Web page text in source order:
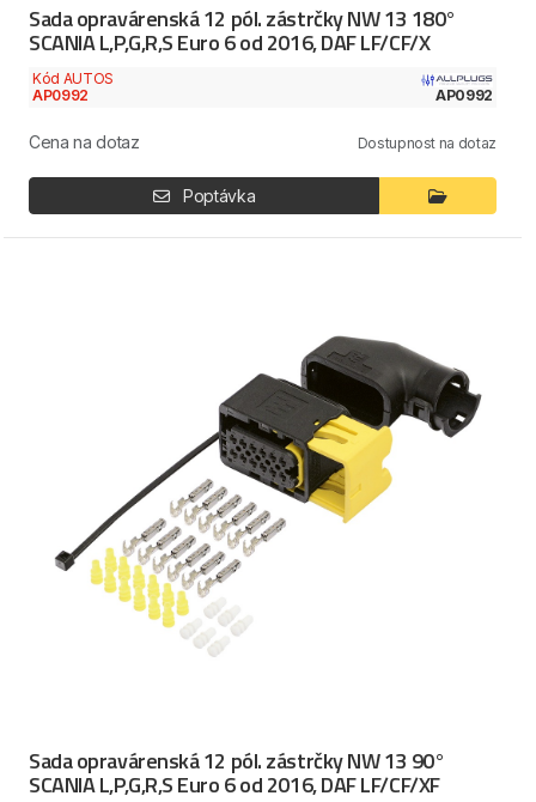
Sada opravárenská 12 pól. zástrčky NW 13 180°
SCANIA L,P,G,R,S Euro 6 od 2016, DAF LF/CF/X
Kód AUTOS
AP0992
AP0992
Cena na dotaz Dostupnost na dotaz
Poptávka
Sada opravárenská 12 pól. zástrčky NW 13 90°
SCANIA L,P,G,R,S Euro 6 od 2016, DAF LF/CF/XF